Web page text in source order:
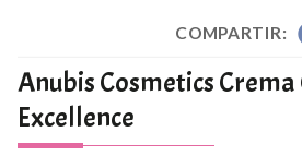
COMPARTIR:
Anubis Cosmetics
Excellence